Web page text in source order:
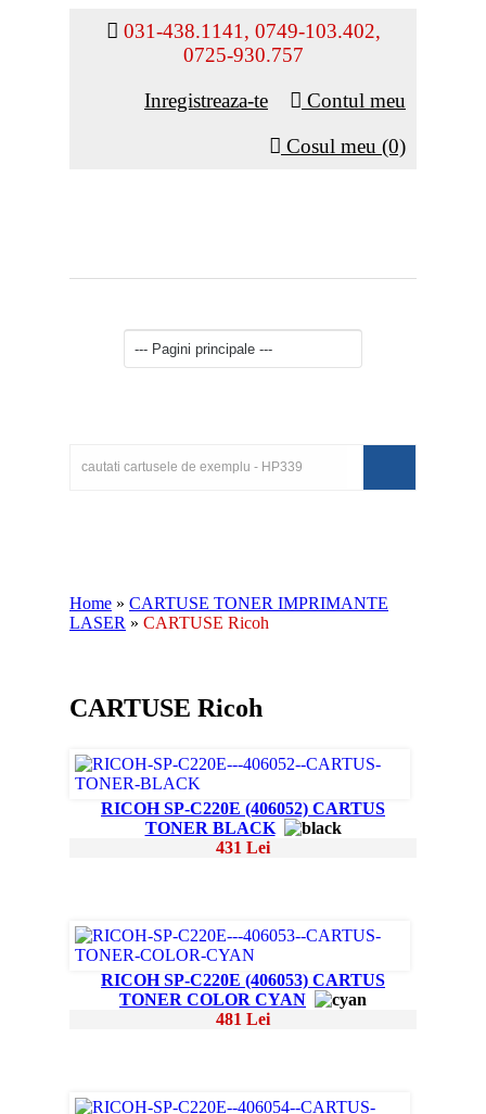
031-438.1141, 0749-103.402,
0725-930.757
Contul meu
Inregistreaza-te
Cosul meu (0)
Home » CARTUSE TONER IMPRIMANTE
LASER » CARTUSE Ricoh
CARTUSE Ricoh
RICOH SP-C220E (406052) CARTUS
TONER BLACK
431 Lei
RICOH SP-C220E (406053) CARTUS
TONER COLOR CYAN
481 Lei